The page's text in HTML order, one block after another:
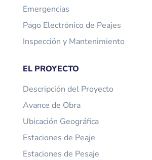
Emergencias
Pago Electrónico de Peajes
Inspección y Mantenimiento
EL PROYECTO
Descripción del Proyecto
Avance de Obra
Ubicación Geográfica
Estaciones de Peaje
Estaciones de Pesaje